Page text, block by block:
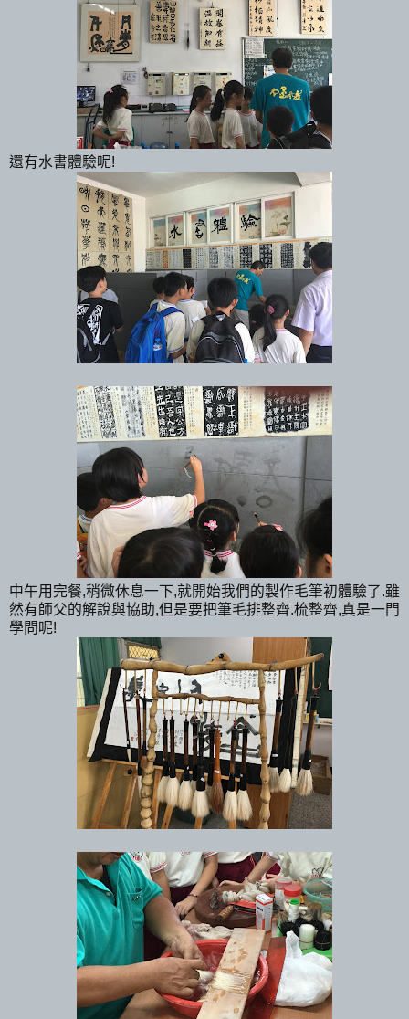
還有水書體驗呢!
中午用完餐,稍微休息一下,就開始我們的製作毛筆初體驗了.雖
然有師父的解說與協助,但是要把筆毛排整齊.梳整齊,真是一門
學問呢!